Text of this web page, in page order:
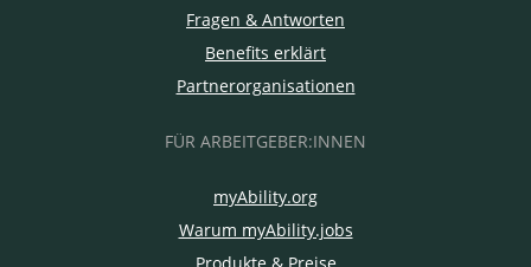
Fragen & Antworten
Benefits erklärt
Partnerorganisationen
FÜR ARBEITGEBER:INNEN
myAbility.org
Warum myAbility.jobs